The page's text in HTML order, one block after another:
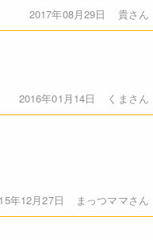
2017年08月29日 貴さん
2016年01月14日 くまさん
年12月27日 まっつママさん